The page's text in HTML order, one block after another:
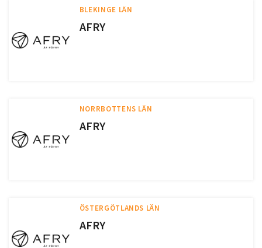
BLEKINGE LÄN
AFRY
NORRBOTTENS LÄN
AFRY
ÖSTERGÖTLANDS LÄN
AFRY